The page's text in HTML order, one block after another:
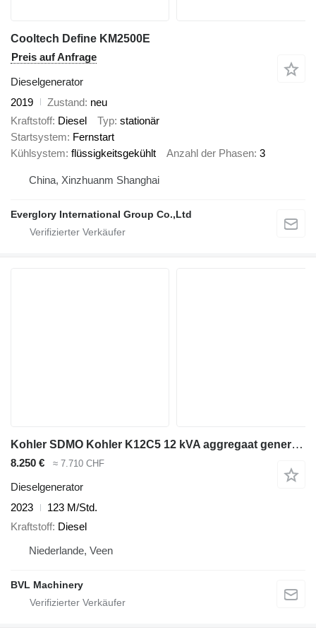
Cooltech Define KM2500E
Preis auf Anfrage
Dieselgenerator
2019
Zustand neu
Kraftstoff Diesel Typ stationär
Startsystem Fernstart
Kühlsystem flüssigkeitsgekühlt Anzahl der Phasen 3
China, Xinzhuanm Shanghai
Everglory International Group Co.,Ltd
Kohler SDMO Kohler K12C5 12 kVA aggregaat generator set low running hou
8.250 € ≈ 7.710 CHF
Dieselgenerator
2023
123 M/Std.
Kraftstoff Diesel
Niederlande, Veen
BVL Machinery